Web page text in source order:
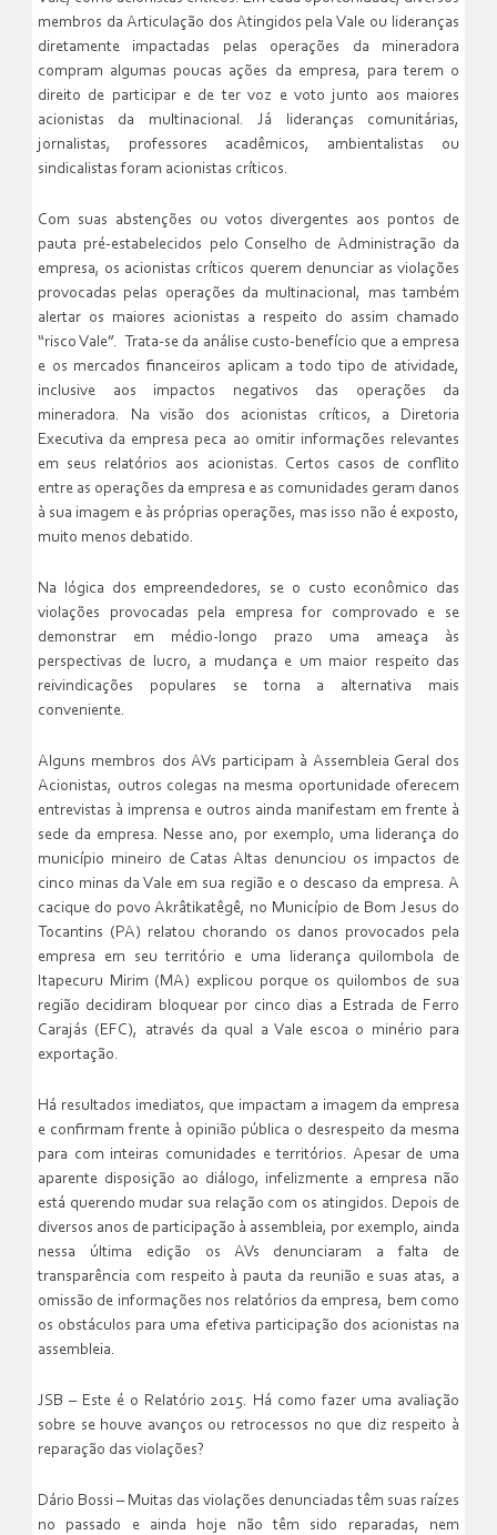
membros da Articulação dos Atingidos pela Vale ou lideranças
diretamente impactadas pelas operações da mineradora
compram algumas poucas ações da empresa, para terem o
direito de participar e de ter voz e voto junto aos maiores
acionistas da multinacional. Já lideranças comunitárias,
jornalistas, professores acadêmicos, ambientalistas ou
sindicalistas foram acionistas críticos.
Com suas abstenções ou votos divergentes aos pontos de
pauta pré-estabelecidos pelo Conselho de Administração da
empresa, os acionistas críticos querem denunciar as violações
provocadas pelas operações da multinacional, mas também
alertar os maiores acionistas a respeito do assim chamado
“risco Vale”. Trata-se da análise custo-benefício que a empresa
e os mercados financeiros aplicam a todo tipo de atividade,
inclusive aos impactos negativos das operações da
mineradora. Na visão dos acionistas críticos, a Diretoria
Executiva da empresa peca ao omitir informações relevantes
em seus relatórios aos acionistas. Certos casos de conflito
entre as operações da empresa e as comunidades geram danos
à sua imagem e às próprias operações, mas isso não é exposto,
muito menos debatido.
Na lógica dos empreendedores, se o custo econômico das
violações provocadas pela empresa for comprovado e se
demonstrar em médio-longo prazo uma ameaça às
perspectivas de lucro, a mudança e um maior respeito das
reivindicações populares se torna a alternativa mais
conveniente.
Alguns membros dos AVs participam à Assembleia Geral dos
Acionistas, outros colegas na mesma oportunidade oferecem
entrevistas à imprensa e outros ainda manifestam em frente à
sede da empresa. Nesse ano, por exemplo, uma liderança do
município mineiro de Catas Altas denunciou os impactos de
cinco minas da Vale em sua região e o descaso da empresa. A
cacique do povo Akrâtikatêgê, no Município de Bom Jesus do
Tocantins (PA) relatou chorando os danos provocados pela
empresa em seu território e uma liderança quilombola de
Itapecuru Mirim (MA) explicou porque os quilombos de sua
região decidiram bloquear por cinco dias a Estrada de Ferro
Carajás (EFC), através da qual a Vale escoa o minério para
exportação.
Há resultados imediatos, que impactam a imagem da empresa
e confirmam frente à opinião pública o desrespeito da mesma
para com inteiras comunidades e territórios. Apesar de uma
aparente disposição ao diálogo, infelizmente a empresa não
está querendo mudar sua relação com os atingidos. Depois de
diversos anos de participação à assembleia, por exemplo, ainda
nessa última edição os AVs denunciaram a falta de
transparência com respeito à pauta da reunião e suas atas, a
omissão de informações nos relatórios da empresa, bem como
os obstáculos para uma efetiva participação dos acionistas na
assembleia.
JSB – Este é o Relatório 2015. Há como fazer uma avaliação
sobre se houve avanços ou retrocessos no que diz respeito à
reparação das violações?
Dário Bossi – Muitas das violações denunciadas têm suas raízes
no passado e ainda hoje não têm sido reparadas, nem